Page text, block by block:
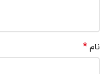
نام *